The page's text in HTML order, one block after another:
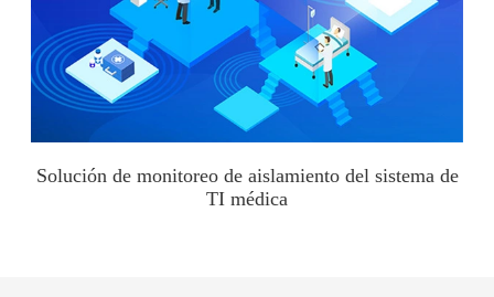
Solución de monitoreo de aislamiento del sistema de
TI médica